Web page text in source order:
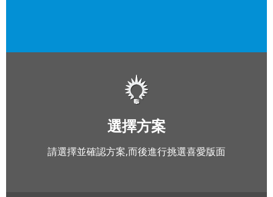
選擇方案
請選擇並確認方案,而後進行挑選喜愛版面